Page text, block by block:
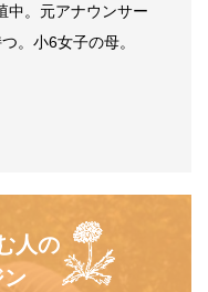
中。元アナウンサー
。小6女子の母。
人の